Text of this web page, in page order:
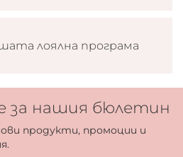
лоялна програма
за нашия бюлетин
продукти, промоции и